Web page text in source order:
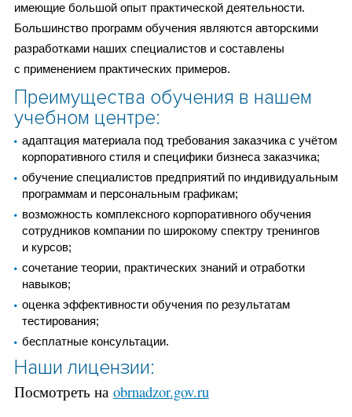
имеющие большой опыт практической деятельности.
Большинство программ обучения являются авторскими
разработками наших специалистов и составлены
с применением практических примеров.
Преимущества обучения в нашем
учебном центре:
адаптация материала под требования заказчика с учётом
корпоративного стиля и специфики бизнеса заказчика;
обучение специалистов предприятий по индивидуальным
программам и персональным графикам;
возможность комплексного корпоративного обучения
сотрудников компании по широкому спектру тренингов
и курсов;
сочетание теории, практических знаний и отработки
навыков;
оценка эффективности обучения по результатам
тестирования;
бесплатные консультации.
Наши лицензии:
Посмотреть на obrnadzor.gov.ru